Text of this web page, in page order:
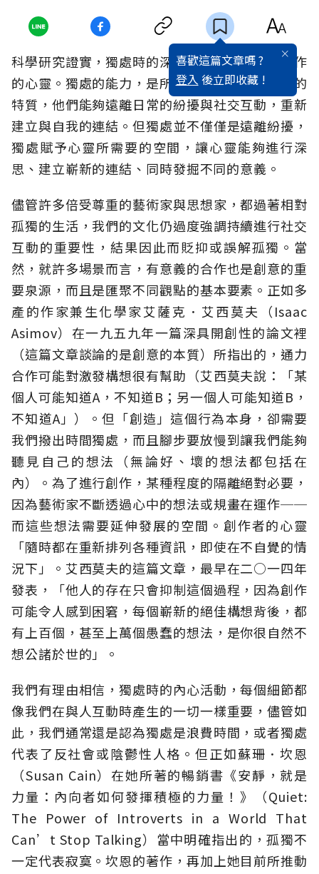
喜歡這篇文章嗎 ?
登入 後立即收藏 !
科學研究證實，獨處時的深思，確實能夠滋養創作
的心靈。獨處的能力，是所有成功的創作者共有的
特質，他們能夠遠離日常的紛擾與社交互動，重新
建立與自我的連結。但獨處並不僅僅是遠離紛擾，
獨處賦予心靈所需要的空間，讓心靈能夠進行深
思、建立嶄新的連結、同時發掘不同的意義。
儘管許多倍受尊重的藝術家與思想家，都過著相對
孤獨的生活，我們的文化仍過度強調持續進行社交
互動的重要性，結果因此而貶抑或誤解孤獨。當
然，就許多場景而言，有意義的合作也是創意的重
要泉源，而且是匯聚不同觀點的基本要素。正如多
產的作家兼生化學家艾薩克．艾西莫夫（Isaac
Asimov）在一九五九年一篇深具開創性的論文裡
（這篇文章談論的是創意的本質）所指出的，通力
合作可能對激發構想很有幫助（艾西莫夫說：「某
個人可能知道A，不知道B；另一個人可能知道B，
不知道A」）。但「創造」這個行為本身，卻需要
我們撥出時間獨處，而且腳步要放慢到讓我們能夠
聽見自己的想法（無論好、壞的想法都包括在
內）。為了進行創作，某種程度的隔離絕對必要，
因為藝術家不斷透過心中的想法或規畫在運作──
而這些想法需要延伸發展的空間。創作者的心靈
「隨時都在重新排列各種資訊，即使在不自覺的情
況下」。艾西莫夫的這篇文章，最早在二○一四年
發表，「他人的存在只會抑制這個過程，因為創作
可能令人感到困窘，每個嶄新的絕佳構想背後，都
有上百個，甚至上萬個愚蠢的想法，是你很自然不
想公諸於世的」。
我們有理由相信，獨處時的內心活動，每個細節都
像我們在與人互動時產生的一切一樣重要，儘管如
此，我們通常還是認為獨處是浪費時間，或者獨處
代表了反社會或陰鬱性人格。但正如蘇珊．坎恩
（Susan Cain）在她所著的暢銷書《安靜，就是
力量：內向者如何發揮積極的力量！》（Quiet:
The Power of Introverts in a World That
Can’t Stop Talking）當中明確指出的，孤獨不
一定代表寂寞。坎恩的著作，再加上她目前所推動